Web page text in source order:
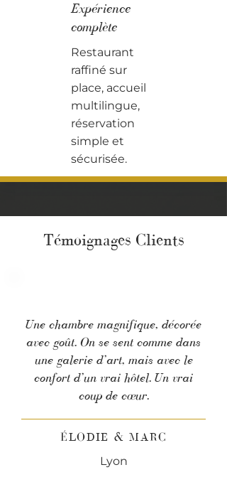
Expérience
complète
Restaurant
raffiné sur
place, accueil
multilingue,
réservation
simple et
sécurisée.
Témoignages Clients
Une chambre magnifique, décorée
avec goût. On se sent comme dans
une galerie d’art, mais avec le
confort d’un vrai hôtel. Un vrai
coup de cœur.
ÉLODIE & MARC
Lyon